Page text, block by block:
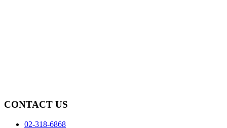
CONTACT US
02-318-6868